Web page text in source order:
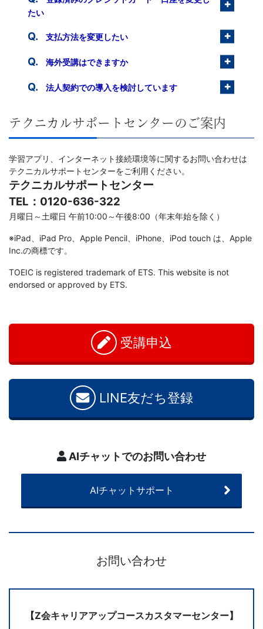
たい
支払方法を変更したい
海外受講はできますか
法人契約での導入を検討しています
テクニカルサポートセンターのご案内
学習アプリ、インターネット接続環境等に関するお問い合わせは
テクニカルサポートセンターをご利用ください。
テクニカルサポートセンター
TEL：0120-636-322
月曜日～土曜日 午前10:00～午後8:00（年末年始を除く）
※iPad、iPad Pro、Apple Pencil、iPhone、iPod touch は、Apple
Inc.の商標です。
TOEIC is registered trademark of ETS. This website is not
endorsed or approved by ETS.
受講申込
LINE友だち登録
AIチャットでのお問い合わせ
AIチャットサポート
お問い合わせ
【Z会キャリアアップコースカスタマーセンター】